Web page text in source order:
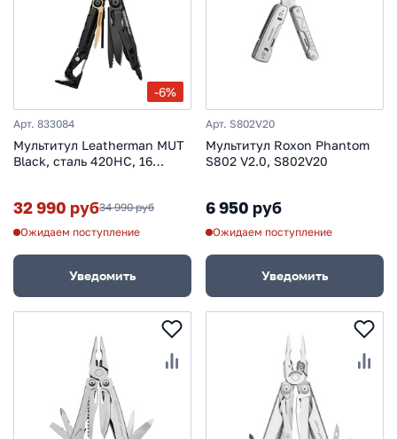
-6%
Арт. 833084
Мультитул Leatherman MUT
Black, сталь 420НС, 16
32 990 руб34 990 руб
Ожидаем поступление
Уведомить
Арт. S802V20
Мультитул Roxon Phantom
S802 V2.0, S802V20
6 950 руб
Ожидаем поступление
Уведомить